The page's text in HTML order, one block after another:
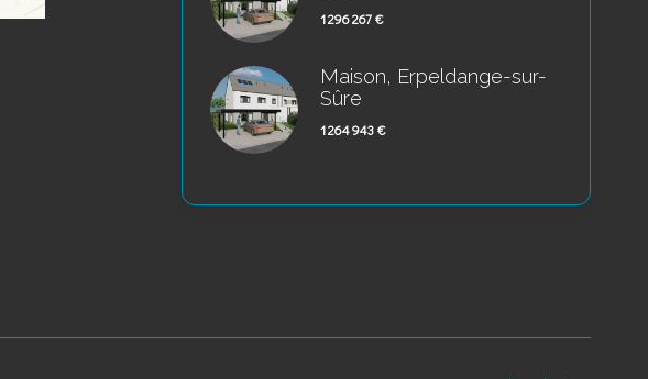
1 296 267 €
Maison, Erpeldange-sur-
Sûre
1 264 943 €